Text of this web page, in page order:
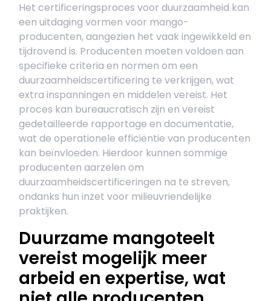
Het certificeringsproces voor duurzaamheid kan
een uitdaging vormen voor mango-
producenten, aangezien het vaak ingewikkeld en
tijdrovend is. Producenten moeten voldoen aan
specifieke criteria en normen om een
duurzaamheidscertificering te verkrijgen, wat
extra inspanningen en middelen vereist. Het
proces kan bureaucratisch zijn en vereist
gedetailleerde rapportage en documentatie,
wat de operationele efficiëntie van producenten
kan beïnvloeden. Hierdoor kunnen sommige
producenten aarzelen om
duurzaamheidscertificeringen na te streven,
ondanks hun inzet voor milieuvriendelijke
praktijken.
Duurzame mangoteelt
vereist mogelijk meer
arbeid en expertise, wat